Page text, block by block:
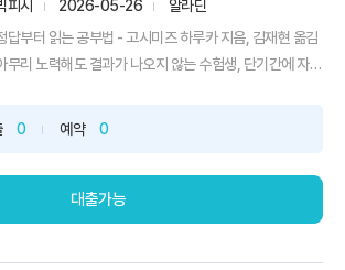
피시
2026-05-26
알라딘
답부터 읽는 공부법 - 고시미즈 하루카 지음, 김재현 옮김
무리 노력해도 결과가 나오지 않는 수험생, 단기간에 자
0 예약 0
대출가능